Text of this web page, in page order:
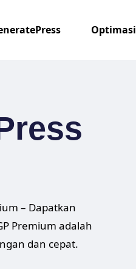
Optimasi
– Dapatkan
Premium adalah
dan cepat.